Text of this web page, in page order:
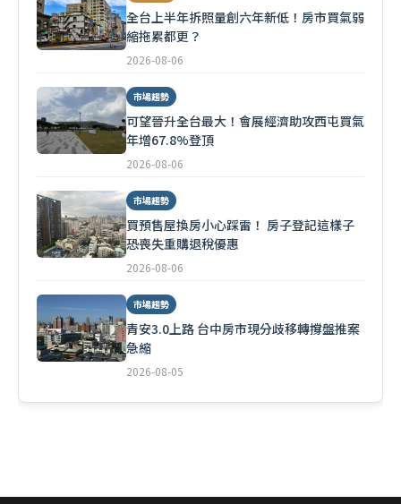
全台上半年拆照量創六年新低！房市買氣弱
縮拖累都更？
2026-08-06
市場趨勢
可望晉升全台最大！會展經濟助攻西屯買氣
年增67.8%登頂
2026-08-06
市場趨勢
買預售屋換房小心踩雷！ 房子登記這樣子
恐喪失重購退稅優惠
2026-08-06
市場趨勢
青安3.0上路 台中房市現分歧移轉撐盤推案
急縮
2026-08-05